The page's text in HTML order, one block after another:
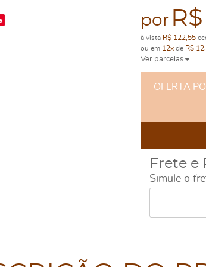
por
à vista R$ 122,55
ou em 12xde R$
Ver parcelas
OFERTA
Frete e
Simule o